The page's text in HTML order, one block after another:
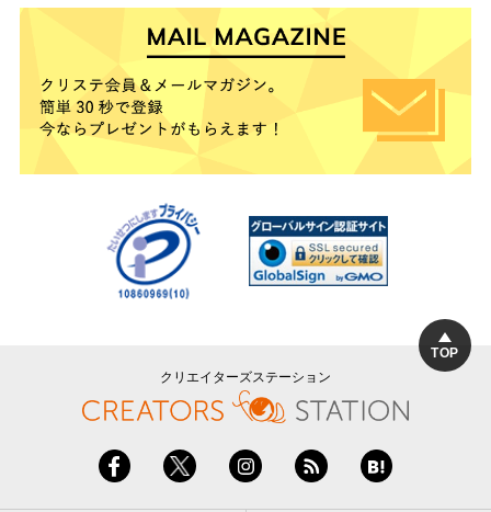
TOP
クリエイターズステーション